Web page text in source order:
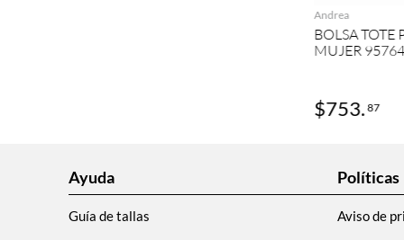
Andrea
BOLSA TOTE
MUJER
$753.87
Ayuda
Guía de tallas
Políticas
Aviso de